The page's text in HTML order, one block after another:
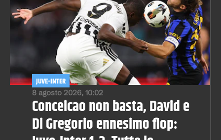
8 agosto 2026, 10:02
JUVE-INTER
Conceicao non basta, David e
Di Gregorio ennesimo flop: